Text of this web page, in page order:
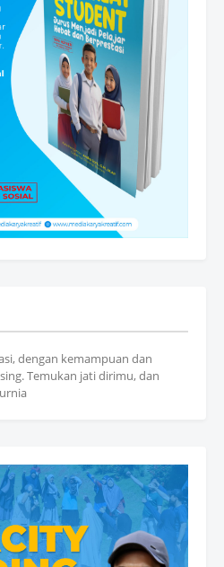
dengan kemampuan dan
Temukan jati dirimu, dan